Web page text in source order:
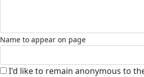
Name to appear on page
I'd like to remain anonymous to